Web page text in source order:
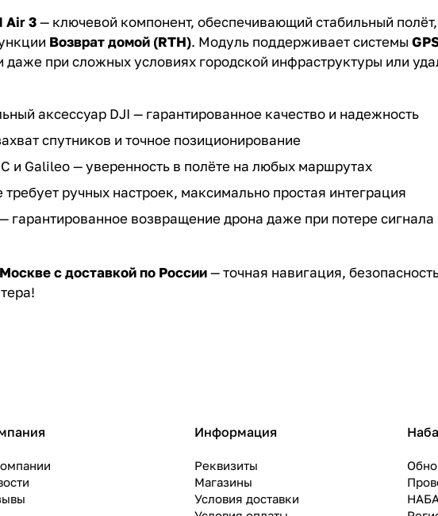
Air 3— ключевой компонент, обеспечивающий стабильный
Возврат домой (RTH). Модуль поддерживает системы
даже при сложных условиях городской инфраструктуры или
аксессуар DJI — гарантированное качество и надежность
спутников и точное позиционирование
и Galileo — уверенность в полёте на любых маршрутах
ручных настроек, максимально простая интеграция
гарантированное возвращение дрона даже при потере сигнала
с доставкой по России— точная навигация,
Информация
Реквизиты
Магазины
Условия доставки